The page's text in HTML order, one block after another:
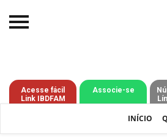
Acesse fácil
Link IBDFAM
Associe-se
INÍCIO
O IBDFAM
Notícias